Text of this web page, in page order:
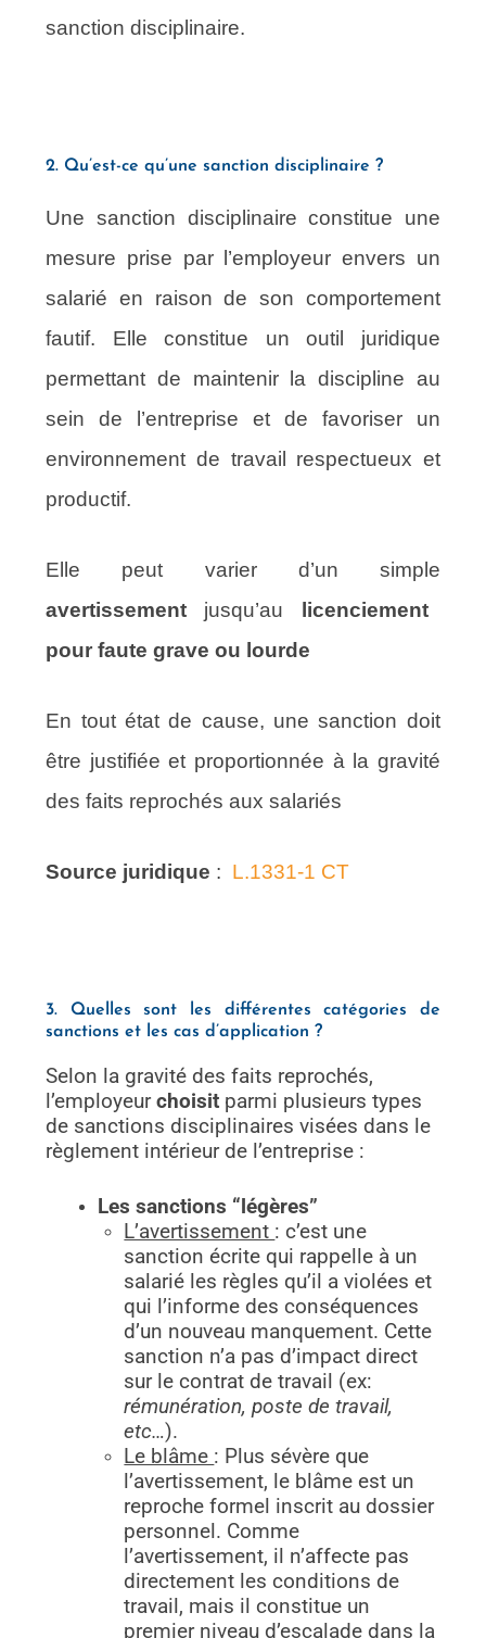
sanction disciplinaire.
2. Qu’est-ce qu’une sanction disciplinaire ?
Une sanction disciplinaire constitue une
mesure prise par l’employeur envers un
salarié en raison de son comportement
fautif. Elle constitue un outil juridique
permettant de maintenir la discipline au
sein de l’entreprise et de favoriser un
environnement de travail respectueux et
productif.
Elle peut varier d’un simple
avertissement jusqu’au
licenciement
pour faute grave ou lourde
En tout état de cause, une sanction doit
être justifiée et proportionnée à la gravité
des faits reprochés aux salariés
Source juridique : L.1331-1 CT
3. Quelles sont les différentes catégories de
sanctions et les cas d’application ?
Selon la gravité des faits reprochés,
l’employeurchoisit parmi plusieurs types
de sanctions disciplinaires visées dans le
règlement intérieur de l’entreprise :
Les sanctions “légères”
L’avertissement : c’est une
sanction écrite qui rappelle à un
salarié les règles qu’il a violées et
qui l’informe des conséquences
d’un nouveau manquement. Cette
sanction n’a pas d’impact direct
sur le contrat de travail (ex:
rémunération, poste de travail,
etc…).
Le blâme : Plus sévère que
l’avertissement, le blâme est un
reproche formel inscrit au dossier
personnel. Comme
l’avertissement, il n’affecte pas
directement les conditions de
travail, mais il constitue un
premier niveau d’escalade dans la